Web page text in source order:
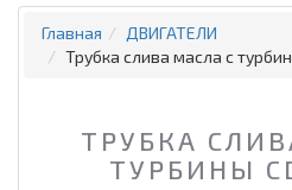
Главная
ДВИГАТЕЛИ
Трубка слива масла с
ТРУБКА
ТУРБИНЫ